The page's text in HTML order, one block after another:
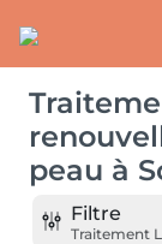
peau à
Filtre
Traitement